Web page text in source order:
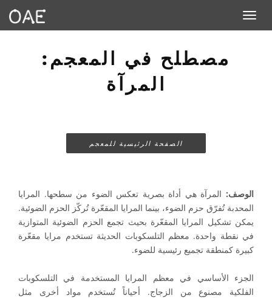
Toggle navigation
مصطلح في المعجم:
المرآة
الصفحة الرئيسية للمعجم
الوصف: المرآة هي أداة بصرية تعكس الضوء من سطحها. المرايا
المحدبة تُفرّق حزم الضوء، بينما المرايا المقعّرة تُركّز الحزم الضوئية.
يمكن تشكيل المرايا المقعّرة بحيث تجمع الحزم الضوئية المتوازية
في نقطة واحدة. معظم التلسكوبات الحديثة تستخدم مرايا مقعّرة
كبيرة كمنطقة تجميع رئيسية للضوء.
الجزء الأساسي في معظم المرايا المستخدمة في التلسكوبات
الفلكية مصنوع من الزجاج. أحياناً تُستخدم مواد أخرى مثل